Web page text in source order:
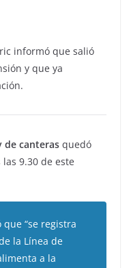
informó que salió
y que ya
de canteras quedó
las 9.30 de este
“se registra
la Línea de
a la